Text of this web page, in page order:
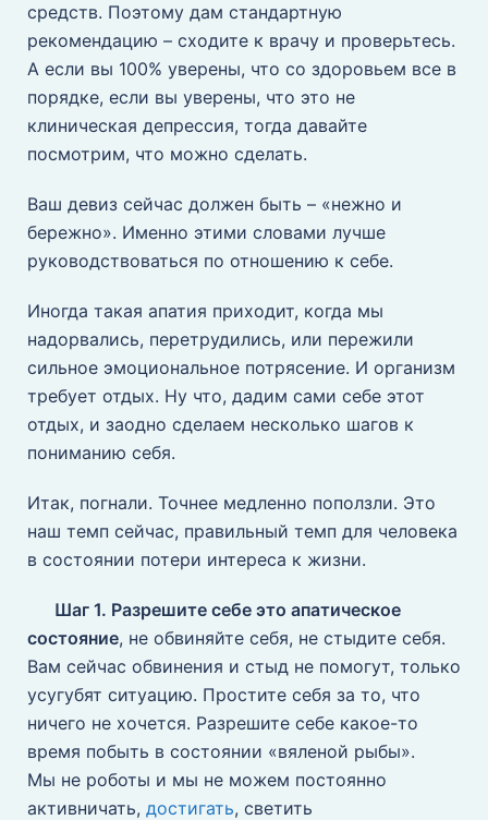
средств. Поэтому дам стандартную
рекомендацию – сходите к врачу и проверьтесь.
А если вы 100% уверены, что со здоровьем все в
порядке, если вы уверены, что это не
клиническая депрессия, тогда давайте
посмотрим, что можно сделать.
Ваш девиз сейчас должен быть – «нежно и
бережно». Именно этими словами лучше
руководствоваться по отношению к себе.
Иногда такая апатия приходит, когда мы
надорвались, перетрудились, или пережили
сильное эмоциональное потрясение. И организм
требует отдых. Ну что, дадим сами себе этот
отдых, и заодно сделаем несколько шагов к
пониманию себя.
Итак, погнали. Точнее медленно поползли. Это
наш темп сейчас, правильный темп для человека
в состоянии потери интереса к жизни.
Шаг 1. Разрешите себе это апатическое
состояние, не обвиняйте себя, не стыдите себя.
Вам сейчас обвинения и стыд не помогут, только
усугубят ситуацию. Простите себя за то, что
ничего не хочется. Разрешите себе какое-то
время побыть в состоянии «вяленой рыбы».
Мы не роботы и мы не можем постоянно
активничать, достигать, светить